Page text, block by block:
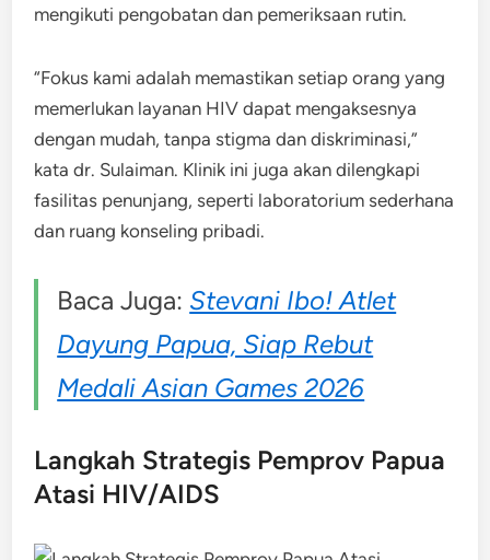
mengikuti pengobatan dan pemeriksaan rutin.
“Fokus kami adalah memastikan setiap orang yang
memerlukan layanan HIV dapat mengaksesnya
dengan mudah, tanpa stigma dan diskriminasi,”
kata dr. Sulaiman. Klinik ini juga akan dilengkapi
fasilitas penunjang, seperti laboratorium sederhana
dan ruang konseling pribadi.
Baca Juga: Stevani Ibo! Atlet
Dayung Papua, Siap Rebut
Medali Asian Games 2026
Langkah Strategis Pemprov Papua
Atasi HIV/AIDS